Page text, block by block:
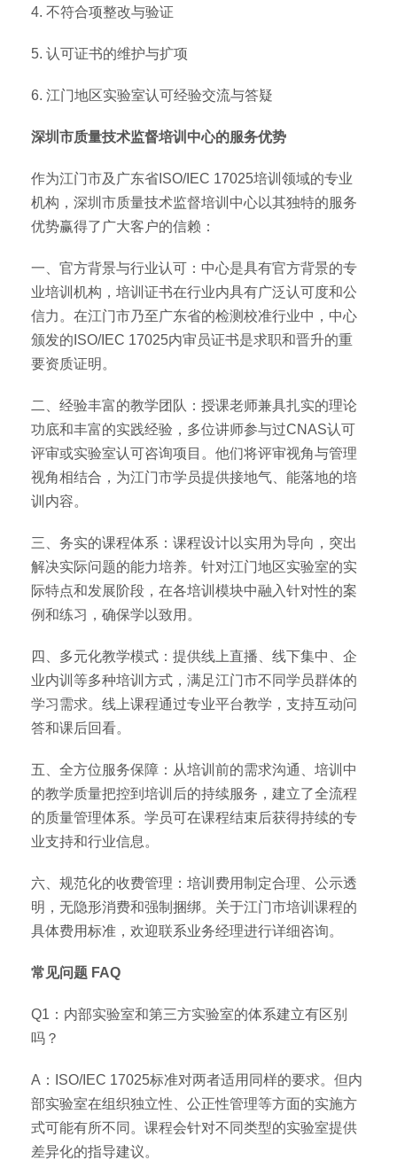
4. 不符合项整改与验证
5. 认可证书的维护与扩项
6. 江门地区实验室认可经验交流与答疑
深圳市质量技术监督培训中心的服务优势
作为江门市及广东省ISO/IEC 17025培训领域的专业
机构，深圳市质量技术监督培训中心以其独特的服务
优势赢得了广大客户的信赖：
一、官方背景与行业认可：中心是具有官方背景的专
业培训机构，培训证书在行业内具有广泛认可度和公
信力。在江门市乃至广东省的检测校准行业中，中心
颁发的ISO/IEC 17025内审员证书是求职和晋升的重
要资质证明。
二、经验丰富的教学团队：授课老师兼具扎实的理论
功底和丰富的实践经验，多位讲师参与过CNAS认可
评审或实验室认可咨询项目。他们将评审视角与管理
视角相结合，为江门市学员提供接地气、能落地的培
训内容。
三、务实的课程体系：课程设计以实用为导向，突出
解决实际问题的能力培养。针对江门地区实验室的实
际特点和发展阶段，在各培训模块中融入针对性的案
例和练习，确保学以致用。
四、多元化教学模式：提供线上直播、线下集中、企
业内训等多种培训方式，满足江门市不同学员群体的
学习需求。线上课程通过专业平台教学，支持互动问
答和课后回看。
五、全方位服务保障：从培训前的需求沟通、培训中
的教学质量把控到培训后的持续服务，建立了全流程
的质量管理体系。学员可在课程结束后获得持续的专
业支持和行业信息。
六、规范化的收费管理：培训费用制定合理、公示透
明，无隐形消费和强制捆绑。关于江门市培训课程的
具体费用标准，欢迎联系业务经理进行详细咨询。
常见问题 FAQ
Q1：内部实验室和第三方实验室的体系建立有区别
吗？
A：ISO/IEC 17025标准对两者适用同样的要求。但内
部实验室在组织独立性、公正性管理等方面的实施方
式可能有所不同。课程会针对不同类型的实验室提供
差异化的指导建议。